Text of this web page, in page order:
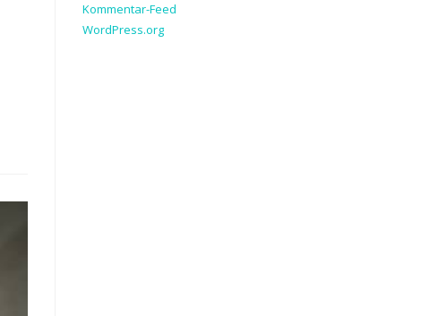
Kommentar-Feed
WordPress.org